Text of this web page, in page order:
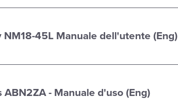
NM18-45L Manuale dell'utente (Eng)
ABN2ZA - Manuale d'uso (Eng)